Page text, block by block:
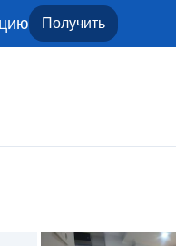
Получить